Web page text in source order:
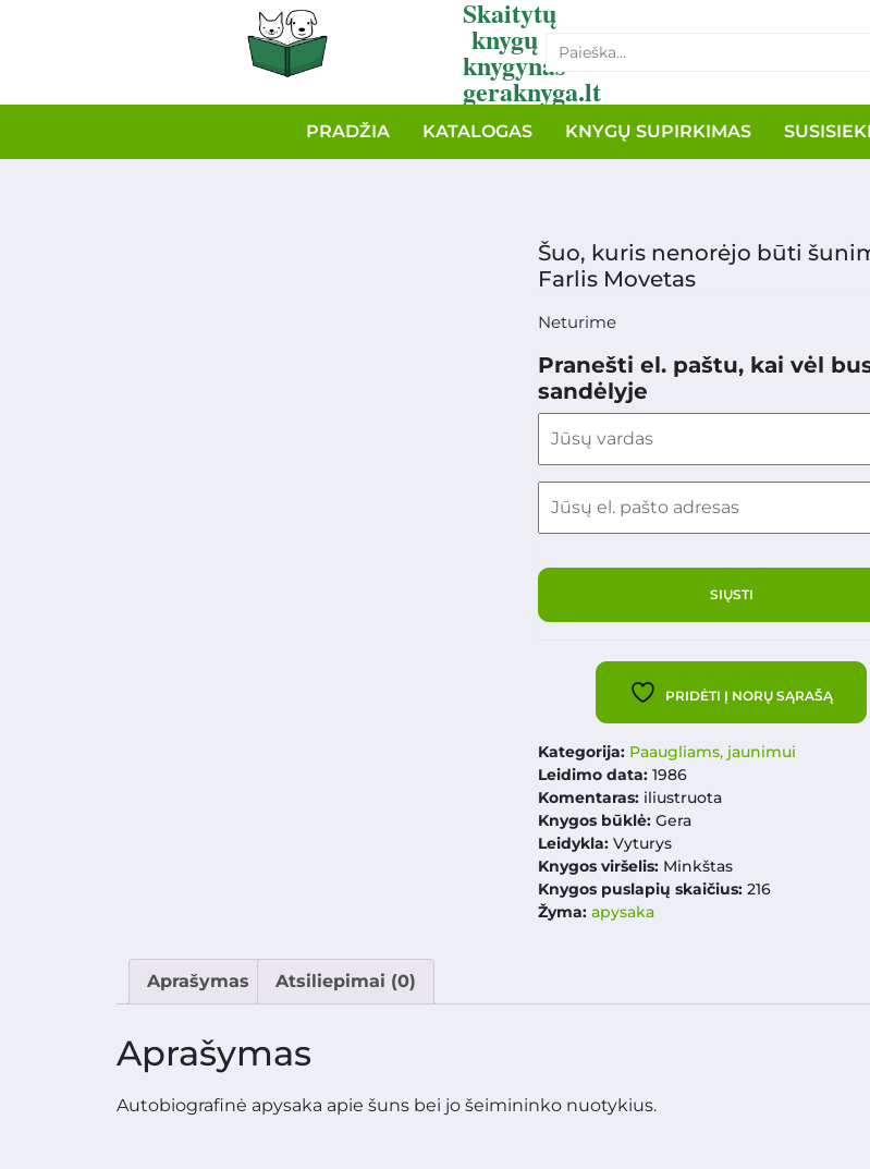
Skaitytų
knygų
knygynas
geraknyga.lt
PRADŽIA KATALOGAS KNYGŲ SUPIRKIMAS
Šuo, kuris nenorėjo būti
Farlis Movetas
Neturime
Pranešti el. paštu, kai vėl
sandėlyje
PRIDĖTI Į NORŲ SĄRAŠĄ
Kategorija: Paaugliams, jaunimui
Leidimo data:1986
Komentaras: iliustruota
Knygos būklė: Gera
Leidykla:Vyturys
Knygos viršelis: Minkštas
Knygos puslapių skaičius: 216
Žyma: apysaka
Aprašymas Atsiliepimai (0)
Aprašymas
Autobiografinė apysaka apie šuns bei jo šeimininko nuotykius.